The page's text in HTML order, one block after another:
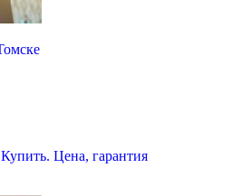
Цена, гарантия